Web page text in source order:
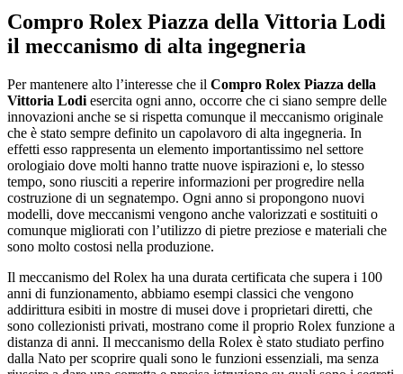
Compro Rolex Piazza della Vittoria Lodi
il meccanismo di alta ingegneria
Per mantenere alto l’interesse che il Compro Rolex Piazza della
Vittoria Lodi esercita ogni anno, occorre che ci siano sempre delle
innovazioni anche se si rispetta comunque il meccanismo originale
che è stato sempre definito un capolavoro di alta ingegneria. In
effetti esso rappresenta un elemento importantissimo nel settore
orologiaio dove molti hanno tratte nuove ispirazioni e, lo stesso
tempo, sono riusciti a reperire informazioni per progredire nella
costruzione di un segnatempo. Ogni anno si propongono nuovi
modelli, dove meccanismi vengono anche valorizzati e sostituiti o
comunque migliorati con l’utilizzo di pietre preziose e materiali che
sono molto costosi nella produzione.
Il meccanismo del Rolex ha una durata certificata che supera i 100
anni di funzionamento, abbiamo esempi classici che vengono
addirittura esibiti in mostre di musei dove i proprietari diretti, che
sono collezionisti privati, mostrano come il proprio Rolex funzione a
distanza di anni. Il meccanismo della Rolex è stato studiato perfino
dalla Nato per scoprire quali sono le funzioni essenziali, ma senza